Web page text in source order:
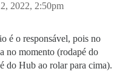
2022, 2:50pm
é o responsável, pois no
no momento (rodapé do
do Hub ao rolar para cima).